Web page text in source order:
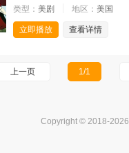
类型： 美剧 地区： 美国
立即播放 查看详情
上一页 1/1
Copyright © 2018-2026